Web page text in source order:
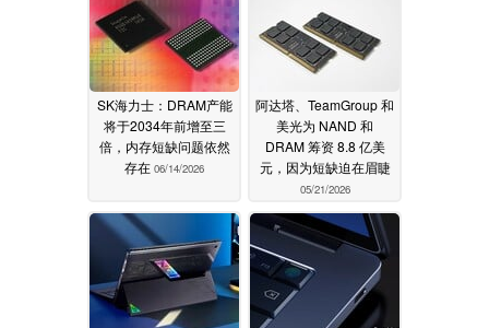
SK海力士：DRAM产能
将于2034年前增至三
倍，内存短缺问题依然
存在 06/14/2026
阿达塔、TeamGroup 和
美光为 NAND 和
DRAM 筹资 8.8 亿美
元，因为短缺迫在眉睫
05/21/2026